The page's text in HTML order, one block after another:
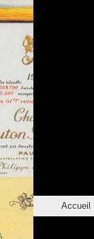
Accueil